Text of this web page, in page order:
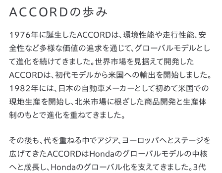
ACCORDの歩み
1976年に誕生したACCORDは、環境性能や走行性能、安
全性など多様な価値の追求を通じて、グローバルモデルとし
て進化を続けてきました。世界市場を見据えて開発した
ACCORDは、初代モデルから米国への輸出を開始しました。
1982年には、日本の自動車メーカーとして初めて米国での
現地生産を開始し、北米市場に根ざした商品開発と生産体
制のもとで進化を重ねてきました。
その後も、代を重ねる中でアジア、ヨーロッパへとステージを
広げてきたACCORDはHondaのグローバルモデルの中核
へと成長し、Hondaのグローバル化を支えてきました。3代